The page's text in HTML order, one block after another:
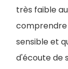
très faible
sensible et
d'écoute de